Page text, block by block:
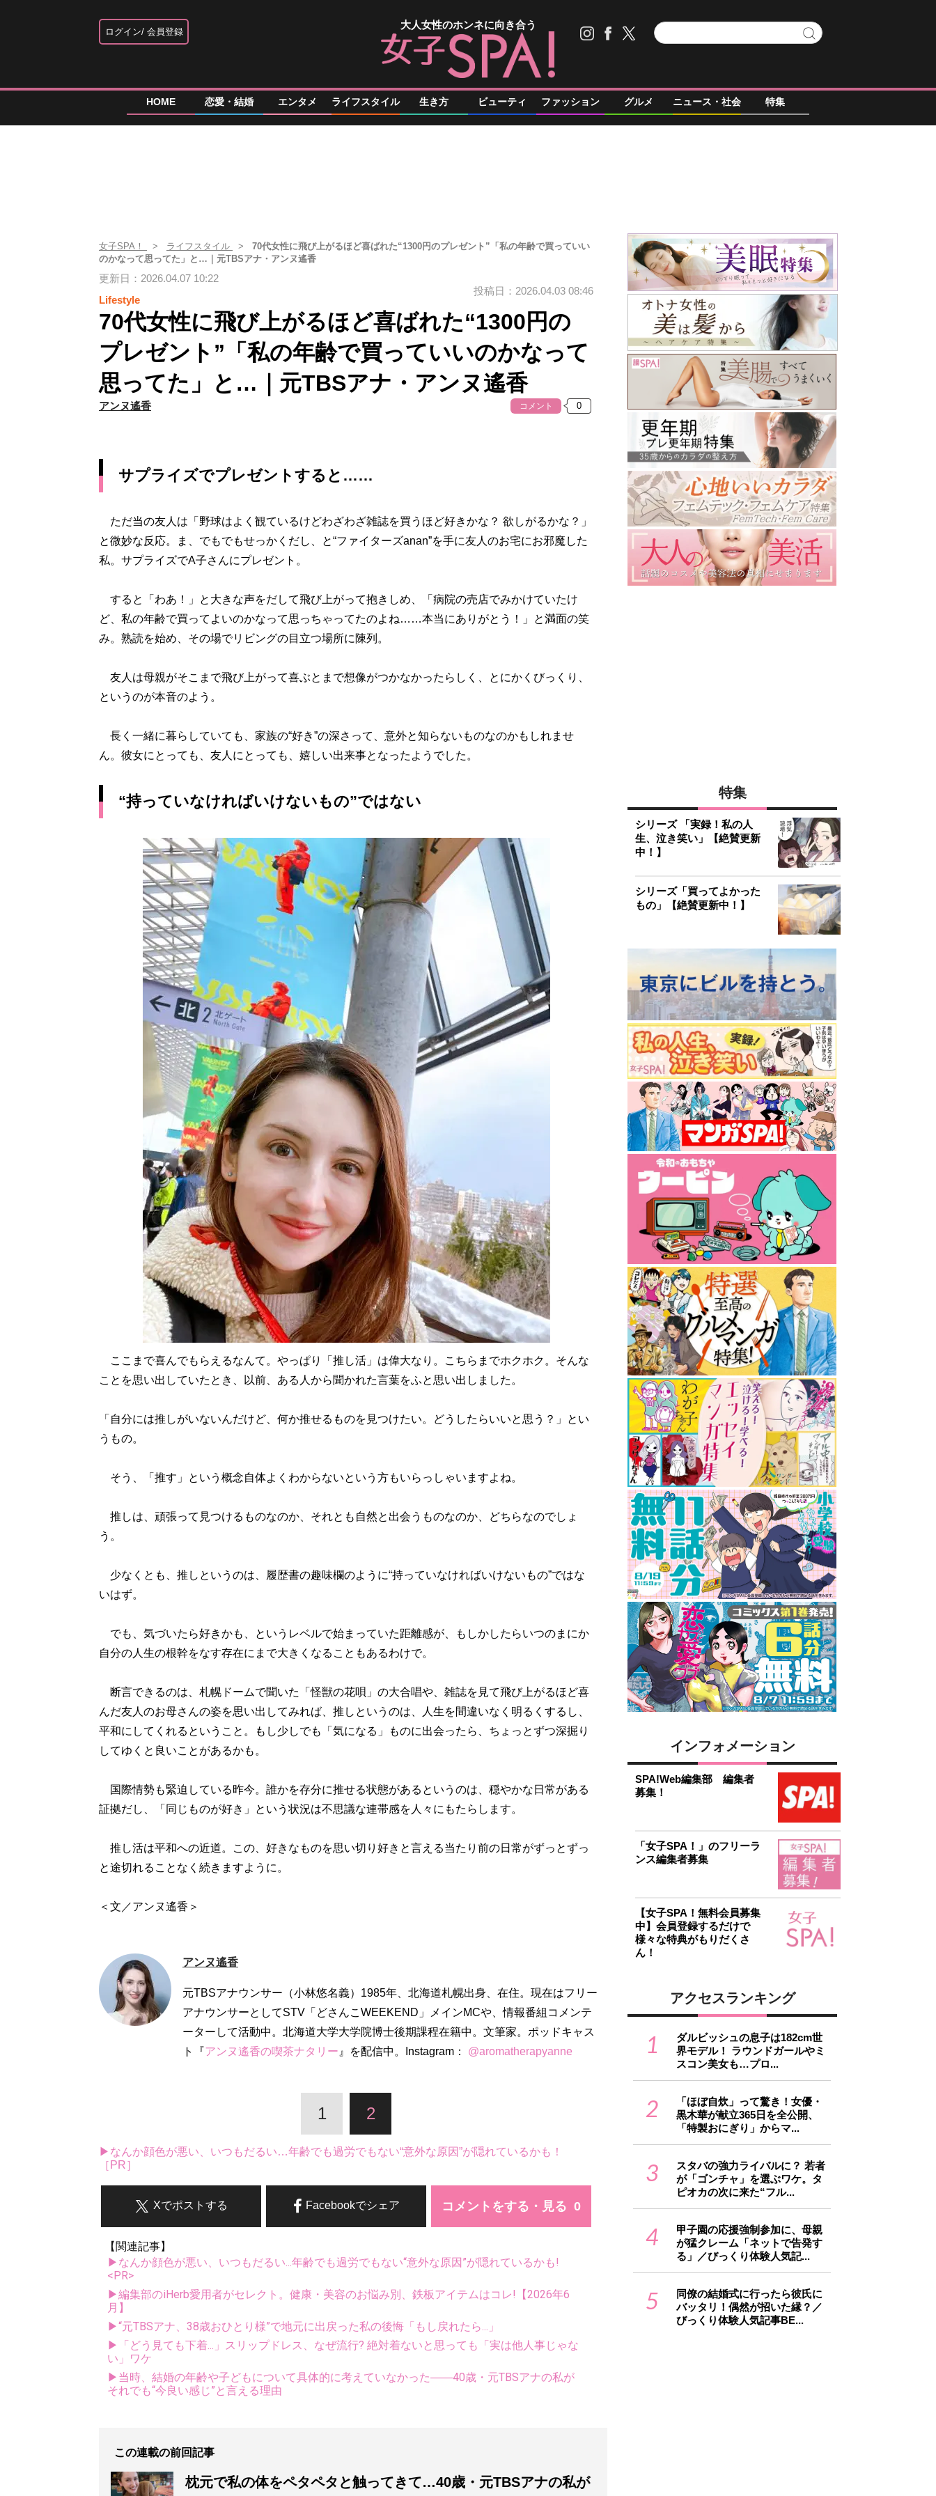
ログイン 会員登録
大人女性のホンネに向き合う
HOME 恋愛・結婚 エンタメ ライフスタイル 生き方 ビューティ ファッション グルメ ニュース・社会 特集
女子SPA！ ライフスタイル
70代女性に飛び上がるほど喜ばれた“1300円のプレゼント”「私の年齢で買っていい
のかなって思ってた」と…｜元TBSアナ・アンヌ遙香
更新日：2026.04.07 10:22
Lifestyle
投稿日：2026.04.03 08:46
70代女性に飛び上がるほど喜ばれた“1300円の
プレゼント”「私の年齢で買っていいのかなって
思ってた」と…｜元TBSアナ・アンヌ遙香
アンヌ遙香 コメント
サプライズでプレゼントすると……
ただ当の友人は「野球はよく観ているけどわざわざ雑誌を買うほど好きかな？ 欲しがるかな？」
と微妙な反応。ま、でもでもせっかくだし、と“ファイターズanan”を手に友人のお宅にお邪魔した
私。サプライズでA子さんにプレゼント。
すると「わあ！」と大きな声をだして飛び上がって抱きしめ、「病院の売店でみかけていたけ
ど、私の年齢で買ってよいのかなって思っちゃってたのよね……本当にありがとう！」と満面の笑
み。熟読を始め、その場でリビングの目立つ場所に陳列。
友人は母親がそこまで飛び上がって喜ぶとまで想像がつかなかったらしく、とにかくびっくり、
というのが本音のよう。
長く一緒に暮らしていても、家族の“好き”の深さって、意外と知らないものなのかもしれませ
ん。彼女にとっても、友人にとっても、嬉しい出来事となったようでした。
“持っていなければいけないもの”ではない
ここまで喜んでもらえるなんて。やっぱり「推し活」は偉大なり。こちらまでホクホク。そんな
ことを思い出していたとき、以前、ある人から聞かれた言葉をふと思い出しました。
「自分には推しがいないんだけど、何か推せるものを見つけたい。どうしたらいいと思う？」とい
うもの。
そう、「推す」という概念自体よくわからないという方もいらっしゃいますよね。
推しは、頑張って見つけるものなのか、それとも自然と出会うものなのか、どちらなのでしょ
う。
少なくとも、推しというのは、履歴書の趣味欄のように“持っていなければいけないもの”ではな
いはず。
でも、気づいたら好きかも、というレベルで始まっていた距離感が、もしかしたらいつのまにか
自分の人生の根幹をなす存在にまで大きくなることもあるわけで。
断言できるのは、札幌ドームで聞いた「怪獣の花唄」の大合唱や、雑誌を見て飛び上がるほど喜
んだ友人のお母さんの姿を思い出してみれば、推しというのは、人生を間違いなく明るくするし、
平和にしてくれるということ。もし少しでも「気になる」ものに出会ったら、ちょっとずつ深掘り
してゆくと良いことがあるかも。
国際情勢も緊迫している昨今。誰かを存分に推せる状態があるというのは、穏やかな日常がある
証拠だし、「同じものが好き」という状況は不思議な連帯感を人々にもたらします。
推し活は平和への近道。この、好きなものを思い切り好きと言える当たり前の日常がずっとずっ
と途切れることなく続きますように。
＜文／アンヌ遙香＞
アンヌ遙香
元TBSアナウンサー（小林悠名義）1985年、北海道札幌出身、在住。現在はフリー
アナウンサーとしてSTV「どさんこWEEKEND」メインMCや、情報番組コメンテ
ーターして活動中。北海道大学大学院博士後期課程在籍中。文筆家。ポッドキャス
ト『アンヌ遙香の喫茶ナタリー 』を配信中。Instagram： @aromatherapyanne
1 2
▶なんか顔色が悪い、いつもだるい…年齢でも過労でもない“意外な原因”が隠れているかも！
［PR］
コメントをする・見る
Facebookでシェア
Xでポストする
【関連記事】
▶なんか顔色が悪い、いつもだるい...年齢でも過労でもない“意外な原因”が隠れているかも!
<PR>
▶編集部のiHerb愛用者がセレクト。健康・美容のお悩み別、鉄板アイテムはコレ!【2026年6
月】
▶“元TBSアナ、38歳おひとり様”で地元に出戻った私の後悔「もし戻れたら...」
▶「どう見ても下着...」スリップドレス、なぜ流行? 絶対着ないと思っても「実は他人事じゃな
い」ワケ
▶当時、結婚の年齢や子どもについて具体的に考えていなかった――40歳・元TBSアナの私が
それでも“今良い感じ”と言える理由
この連載の前回記事
枕元で私の体をペタペタと触ってきて…40歳・元TBSアナの私が
特集
シリーズ 「実録！私の人
生、泣き笑い」【絶賛更新
中！】
シリーズ「買ってよかった
もの」【絶賛更新中！】
インフォメーション
SPA!Web編集部 編集者
募集！
「女子SPA！」のフリーラ
ンス編集者募集
【女子SPA！無料会員募集
中】会員登録するだけで
様々な特典がもりだくさ
ん！
アクセスランキング
1
ダルビッシュの息子は182cm世
界モデル！ ラウンドガールやミ
スコン美女も…プロ...
2
「ほぼ自炊」って驚き！女優・
黒木華が献立365日を全公開、
「特製おにぎり」からマ...
3
スタバの強力ライバルに？ 若者
が「ゴンチャ」を選ぶワケ。タ
ピオカの次に来た“フル...
4
甲子園の応援強制参加に、母親
が猛クレーム「ネットで告発す
る」／びっくり体験人気記...
5
同僚の結婚式に行ったら彼氏に
バッタリ！偶然が招いた縁？／
びっくり体験人気記事BE...